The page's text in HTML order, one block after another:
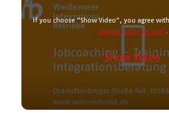
If you choose "Show Video", you agree
Google
.
Show Video